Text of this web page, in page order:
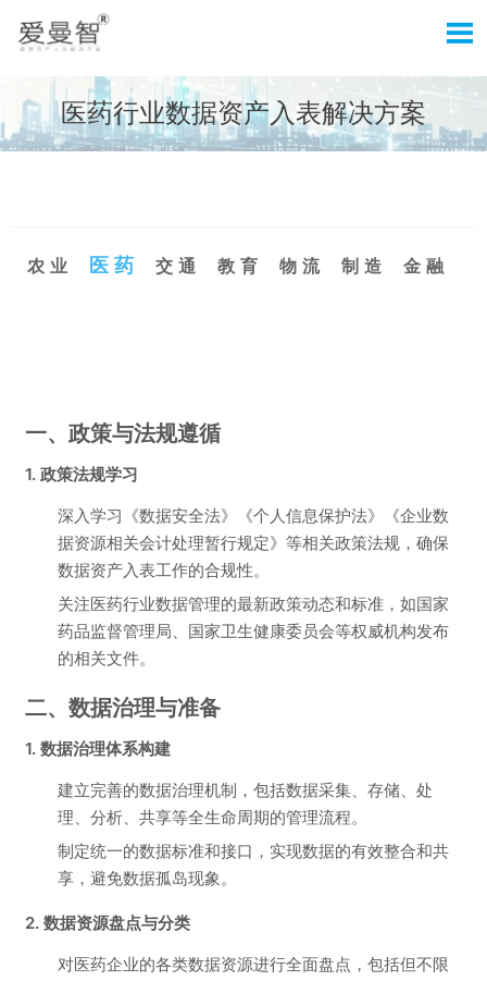

医药行业数据资产入表解决方案
农业 医药 交通 教育 物流 制造 金融
一、政策与法规遵循
1. 政策法规学习
深入学习《数据安全法》《个人信息保护法》《企业数
据资源相关会计处理暂行规定》等相关政策法规，确保
数据资产入表工作的合规性。
关注医药行业数据管理的最新政策动态和标准，如国家
药品监督管理局、国家卫生健康委员会等权威机构发布
的相关文件。
二、数据治理与准备
1. 数据治理体系构建
建立完善的数据治理机制，包括数据采集、存储、处
理、分析、共享等全生命周期的管理流程。
制定统一的数据标准和接口，实现数据的有效整合和共
享，避免数据孤岛现象。
2. 数据资源盘点与分类
对医药企业的各类数据资源进行全面盘点，包括但不限